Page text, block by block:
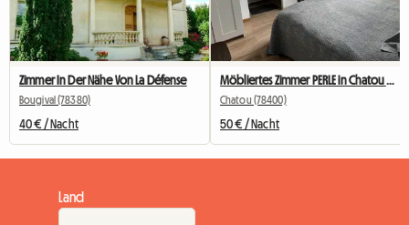
Zimmer In Der Nähe Von La Défense
Bougival (78380)
40 € / Nacht
Möbliertes Zimmer PERLE in Chatou mit eigenem Bad
Chatou (78400)
50 € / Nacht
Land